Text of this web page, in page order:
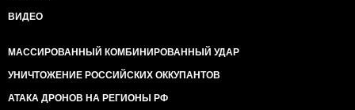
ВИДЕО
МАССИРОВАННЫЙ КОМБИНИРОВАННЫЙ УДАР
УНИЧТОЖЕНИЕ РОССИЙСКИХ ОККУПАНТОВ
АТАКА ДРОНОВ НА РЕГИОНЫ РФ